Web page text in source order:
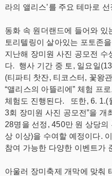
라의 앨리스’를 주요 테마로
동화 속 원더랜드에 들어와 있
토리텔링이 살아있는 포토존
지난해 장미원 사진 공모전 수
다. 행사 기간 중 토, 일요일
(티파티 찻잔, 티코스터, 꽃왕
“앨리스의 아뜰리에” 체험 프
체험도 진행된다.
또한, 6. 1.(
3회 장미원 사진 공모전”을 개
28명을 선정, 450만 원 상당의
상 이상)을 수여할 예정이다.
참여 가능한 다양한 이벤트가
아울러 장미축제 개막에 맞춰